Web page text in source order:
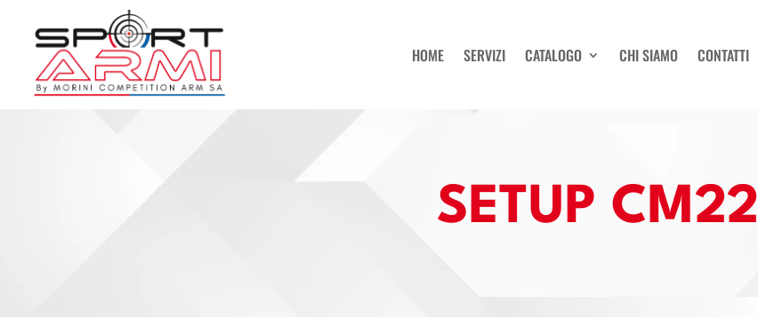
HOME SERVIZI CATALOGO CHI SIAMO CONTATTI
SETUP CM22